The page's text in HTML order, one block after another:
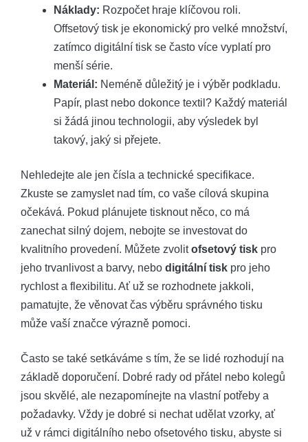
Náklady: Rozpočet hraje klíčovou roli.
Offsetový tisk je ekonomický pro velké množství,
zatímco digitální tisk se často více vyplatí pro
menší série.
Materiál: Neméně důležitý je i výběr podkladu.
Papír, plast nebo dokonce textil? Každý materiál
si žádá jinou technologii, aby výsledek byl
takový, jaký si přejete.
Nehledejte ale jen čísla a technické specifikace.
Zkuste se zamyslet nad tím, co vaše cílová skupina
očekává. Pokud plánujete tisknout něco, co má
zanechat silný dojem, nebojte se investovat do
kvalitního provedení. Můžete zvolitofsetový tisk pro
jeho trvanlivost a barvy, nebo digitální tisk pro jeho
rychlost a flexibilitu. Ať už se rozhodnete jakkoli,
pamatujte, že věnovat čas výběru správného tisku
může vaší značce výrazně pomoci.
Často se také setkáváme s tím, že se lidé rozhodují na
základě doporučení. Dobré rady od přátel nebo kolegů
jsou skvělé, ale nezapomínejte na vlastní potřeby a
požadavky. Vždy je dobré si nechat udělat vzorky, ať
už v rámci digitálního nebo ofsetového tisku, abyste si